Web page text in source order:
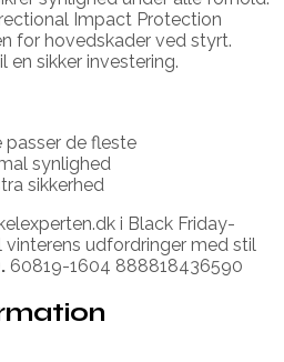
Impact Protection
for hovedskader ved styrt.
en sikker investering.
passer de fleste
synlighed
sikkerhed
i Black Friday-
vinterens udfordringer med stil
60819-1604 888818436590